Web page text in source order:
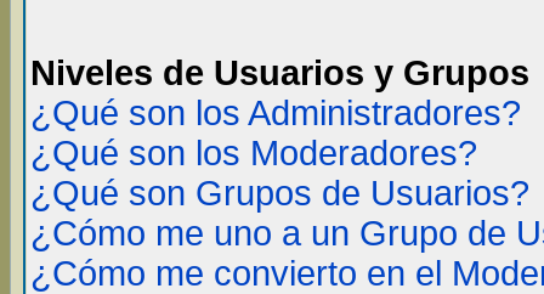
Niveles de Usuarios y Grupos
¿Qué son los Administradores?
¿Qué son los Moderadores?
¿Qué son Grupos de Usuarios?
¿Cómo me uno a un Grupo de
¿Cómo me convierto en el